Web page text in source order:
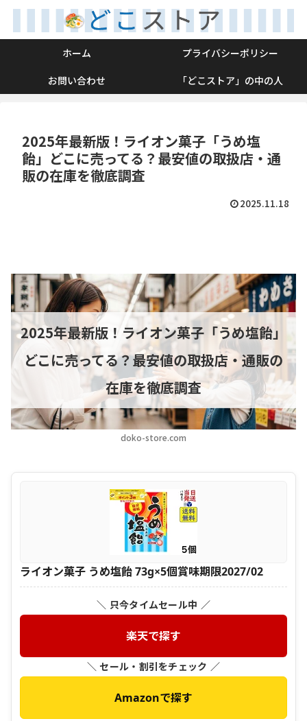
ホーム
プライバシーポリシー
お問い合わせ
「どこストア」の中の人
2025年最新版！ライオン菓子「うめ塩
飴」どこに売ってる？最安値の取扱店・通
販の在庫を徹底調査
2025.11.18
doko-store.com
2025年最新版！ライオン菓子「うめ塩飴」
どこに売ってる？最安値の取扱店・通販の
在庫を徹底調査
ライオン菓子 うめ塩飴 73g×5個賞味期限2027/02
＼ 只今タイムセール中 ／
楽天で探す
＼ セール・割引をチェック ／
Amazonで探す